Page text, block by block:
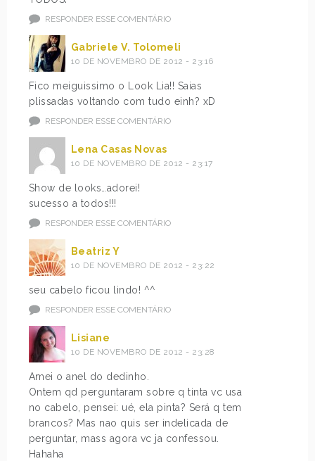
RESPONDER ESSE COMENTÁRIO
Gabriele V. Tolomeli
10 DE NOVEMBRO DE 2012 - 23:16
Fico meiguissimo o Look Lia!! Saias
plissadas voltando com tudo einh? xD
RESPONDER ESSE COMENTÁRIO
Lena Casas Novas
10 DE NOVEMBRO DE 2012 - 23:17
Show de looks…adorei!
sucesso a todos!!!
RESPONDER ESSE COMENTÁRIO
Beatriz Y
10 DE NOVEMBRO DE 2012 - 23:22
seu cabelo ficou lindo! ^^
RESPONDER ESSE COMENTÁRIO
Lisiane
10 DE NOVEMBRO DE 2012 - 23:28
Amei o anel do dedinho.
Ontem qd perguntaram sobre q tinta vc usa
no cabelo, pensei: ué, ela pinta? Será q tem
brancos? Mas nao quis ser indelicada de
perguntar, mass agora vc ja confessou.
Hahaha